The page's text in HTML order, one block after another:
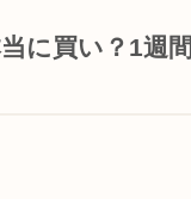
に買い？1週間